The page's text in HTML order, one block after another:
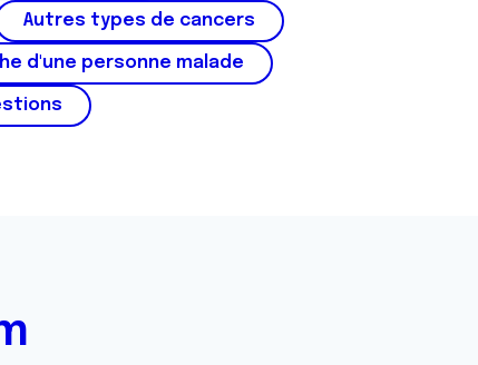
Autres types de cancers
d'une personne malade